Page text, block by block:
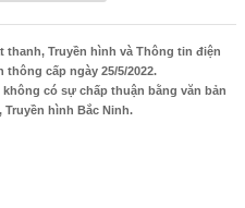
thanh, Truyền hình và Thông tin điện
cấp ngày 25/5/2022.
có sự chấp thuận bằng văn bản
Truyền hình Bắc Ninh.